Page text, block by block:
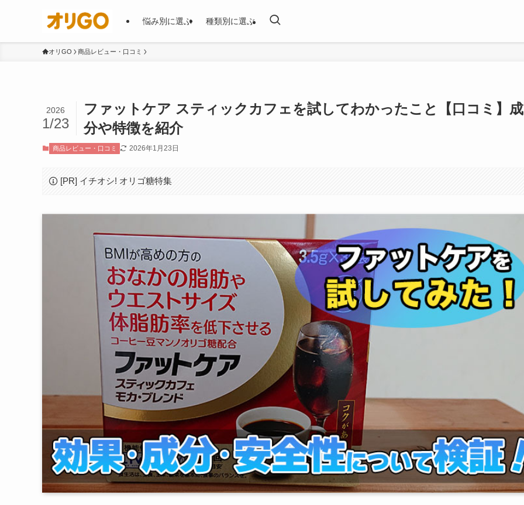
悩み別に選ぶ 種類別に選ぶ
オリGO 商品レビュー・口コミ
ファットケア スティックカフェを試してわかったこと【口コミ】成
分や特徴を紹介
2026
1/23
商品レビュー・口コミ 2026年1月23日
[PR] イチオシ! オリゴ糖特集